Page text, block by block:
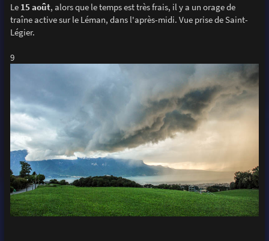
Le 15 août, alors que le temps est très frais, il y a un orage de
traîne active sur le Léman, dans l'après-midi. Vue prise de Saint-
Légier.
9